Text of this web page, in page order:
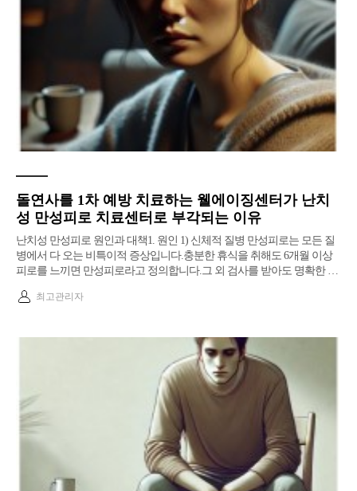
돌연사를 1차 예방 치료하는 웰에이징센터가 난치
성 만성피로 치료센터로 부각되는 이유
난치성 만성피로 원인과 대책​1. 원인 1) 신체적 질병 ​만성피로는 모든 질
병에서 다 오는 비특이적 증상입니다.충분한 휴식을 취해도 6개월 이상
피로를 느끼면 만성피로라고 정의합니다.그 외 검사를 받아도 명확한 …
최고관리자